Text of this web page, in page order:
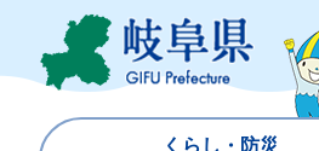
ジ
ュ
くらし・防災